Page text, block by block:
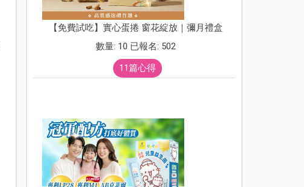
【免費試吃】實心蛋捲 窗花綻放｜彌月禮盒
數量: 10 已報名: 502
11篇心得